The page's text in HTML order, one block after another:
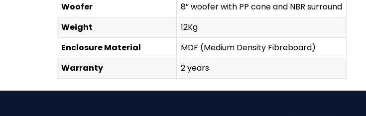
Woofer
8” woofer with PP cone and NBR surround
Weight
12Kg
Enclosure Material
MDF (Medium Density Fibreboard)
Warranty
2 years